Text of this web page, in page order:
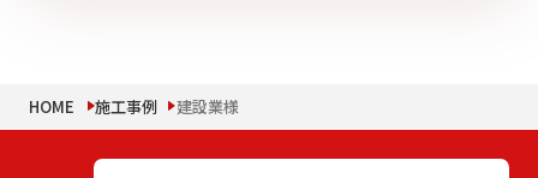
HOME 施工事例 建設業様